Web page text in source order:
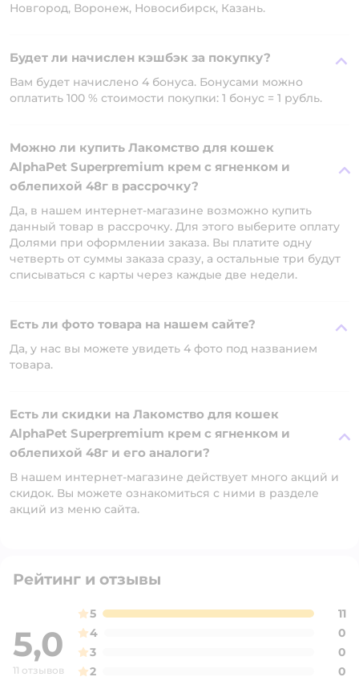
Новгород, Воронеж, Новосибирск, Казань.
Будет ли начислен кэшбэк за покупку?
Вам будет начислено 4 бонуса. Бонусами можно
оплатить 100 % стоимости покупки: 1 бонус = 1 рубль.
Можно ли купить Лакомство для кошек
AlphaPet Superpremium крем с ягненком и
облепихой 48г в рассрочку?
Да, в нашем интернет-магазине возможно купить
данный товар в рассрочку. Для этого выберите оплату
Долями при оформлении заказа. Вы платите одну
четверть от суммы заказа сразу, а остальные три будут
списываться с карты через каждые две недели.
Есть ли фото товара на нашем сайте?
Да, у нас вы можете увидеть 4 фото под названием
товара.
Есть ли скидки на Лакомство для кошек
AlphaPet Superpremium крем с ягненком и
облепихой 48г и его аналоги?
В нашем интернет-магазине действует много акций и
скидок. Вы можете ознакомиться с ними в разделе
акций из меню сайта.
Рейтинг и отзывы
5,0
11 отзывов
5
11
4
0
3
0
2
0